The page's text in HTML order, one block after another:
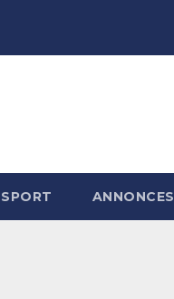
SPORT ANNONCES